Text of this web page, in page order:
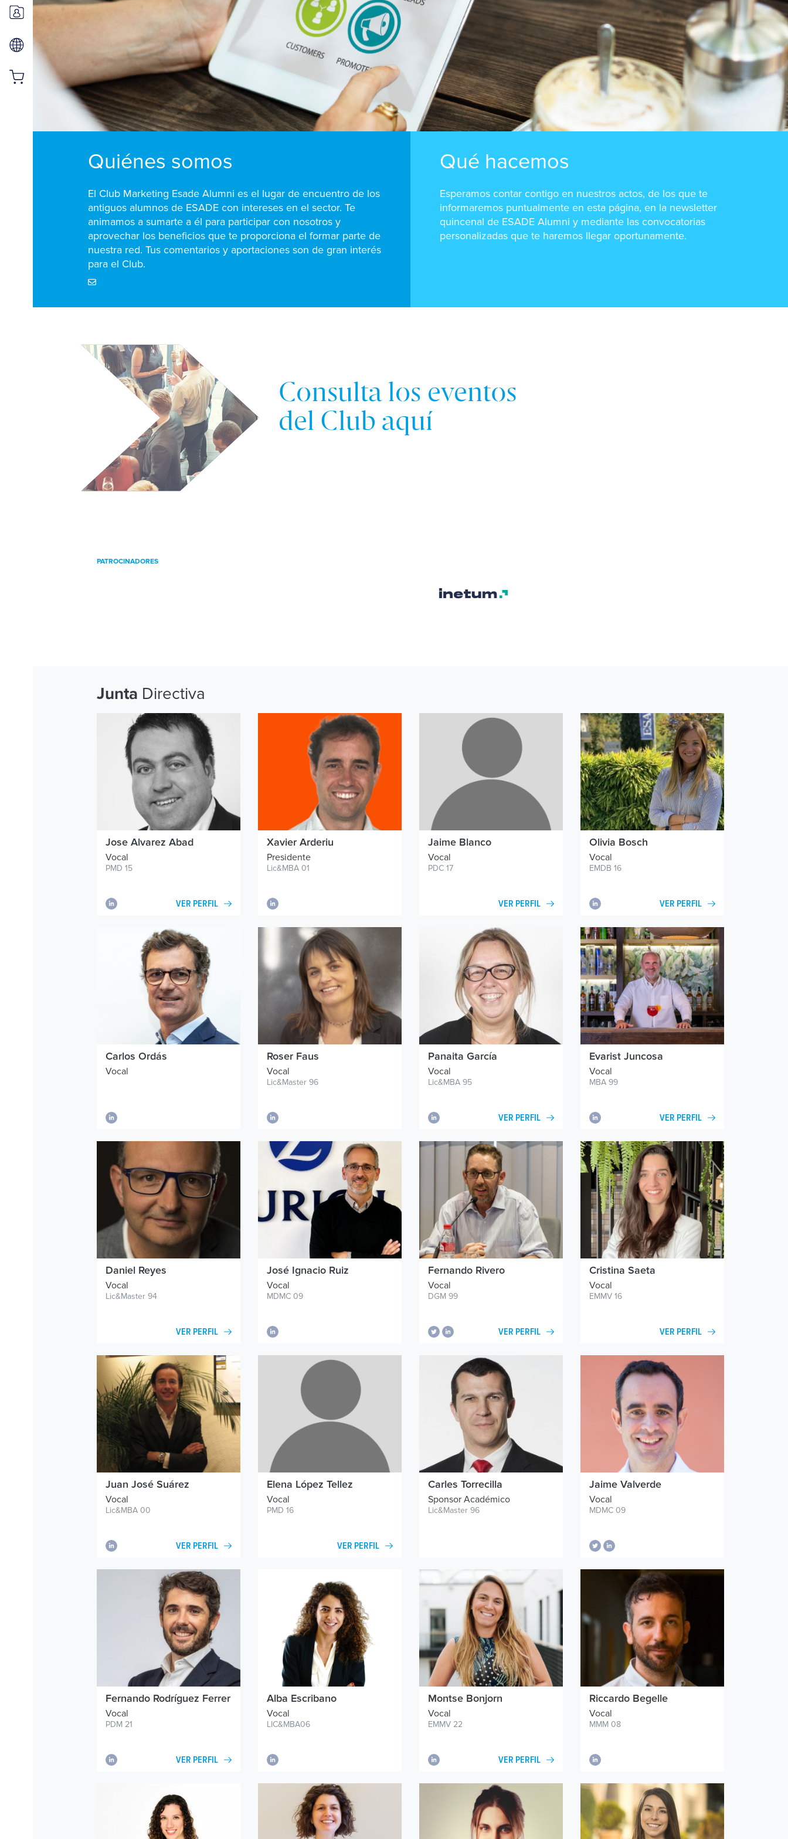
Quiénes somos
El Club Marketing Esade Alumni es el lugar de encuentro de los
antiguos alumnos de ESADE con intereses en el sector. Te
animamos a sumarte a él para participar con nosotros y
aprovechar los beneficios que te proporciona el formar parte de
nuestra red. Tus comentarios y aportaciones son de gran interés
para el Club.
Qué hacemos
Esperamos contar contigo en nuestros actos, de los que te
informaremos puntualmente en esta página, en la newsletter
quincenal de ESADE Alumni y mediante las convocatorias
personalizadas que te haremos llegar oportunamente.
PATROCINADORES
Junta Directiva
Jose Alvarez Abad
Vocal
PMD 15
VER PERFIL
Xavier Arderiu
Presidente
Lic&MBA 01
Jaime Blanco
Vocal
PDC 17
VER PERFIL
Olivia Bosch
Vocal
EMDB 16
VER PERFIL
Carlos Ordás
Vocal
Roser Faus
Vocal
Lic&Master 96
Panaita García
Vocal
Lic&MBA 95
VER PERFIL
Evarist Juncosa
Vocal
MBA 99
VER PERFIL
Daniel Reyes
Vocal
Lic&Master 94
VER PERFIL
José Ignacio Ruiz
Vocal
MDMC 09
Fernando Rivero
Vocal
DGM 99
VER PERFIL
Cristina Saeta
Vocal
EMMV 16
VER PERFIL
Juan José Suárez
Vocal
Lic&MBA 00
VER PERFIL
Elena López Tellez
Vocal
PMD 16
VER PERFIL
Carles Torrecilla
Sponsor Académico
Lic&Master 96
Jaime Valverde
Vocal
MDMC 09
Fernando Rodríguez Ferrer
Vocal
PDM 21
VER PERFIL
Alba Escribano
Vocal
LIC&MBA06
Montse Bonjorn
Vocal
EMMV 22
VER PERFIL
Riccardo Begelle
Vocal
MMM 08